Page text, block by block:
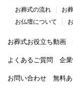
お葬式の流れ お
お仏壇について
お葬式お役立ち動画
よくあるご質問 企
お問い合わせ 無料